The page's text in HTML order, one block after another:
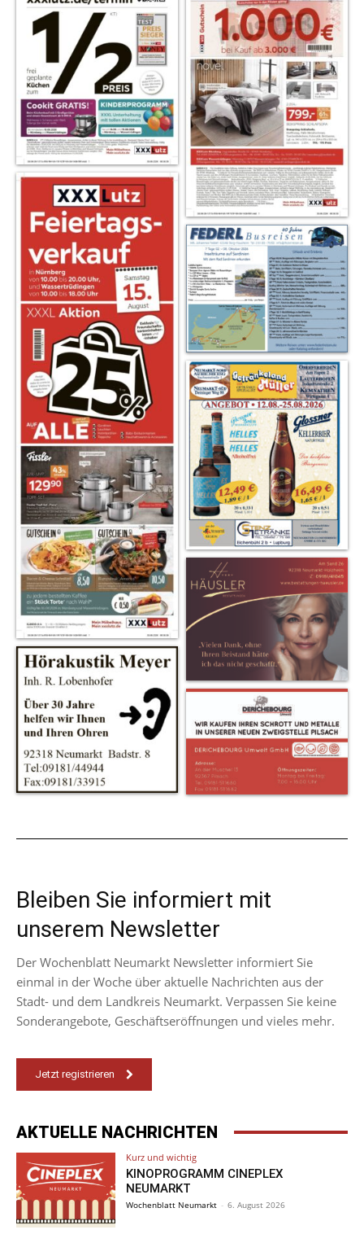
Bleiben Sie informiert mit
unserem Newsletter
Der Wochenblatt Neumarkt Newsletter informiert Sie
einmal in der Woche über aktuelle Nachrichten aus der
Stadt- und dem Landkreis Neumarkt. Verpassen Sie keine
Sonderangebote, Geschäftseröffnungen und vieles mehr.
Jetzt registrieren
AKTUELLE NACHRICHTEN
Kurz und wichtig
KINOPROGRAMM CINEPLEX
NEUMARKT
Wochenblatt Neumarkt - 6. August 2026